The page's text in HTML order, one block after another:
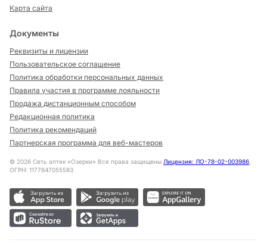
Карта сайта
Документы
Реквизиты и лицензии
Пользовательское соглашение
Политика обработки персональных данных
Правила участия в программе лояльности
Продажа дистанционным способом
Редакционная политика
Политика рекомендаций
Партнерская программа для веб-мастеров
© 2026 Сеть аптек «Озерки» Все права защищены Лицензия: ЛО-78-02-003986,
ОГРН: 1177847055583